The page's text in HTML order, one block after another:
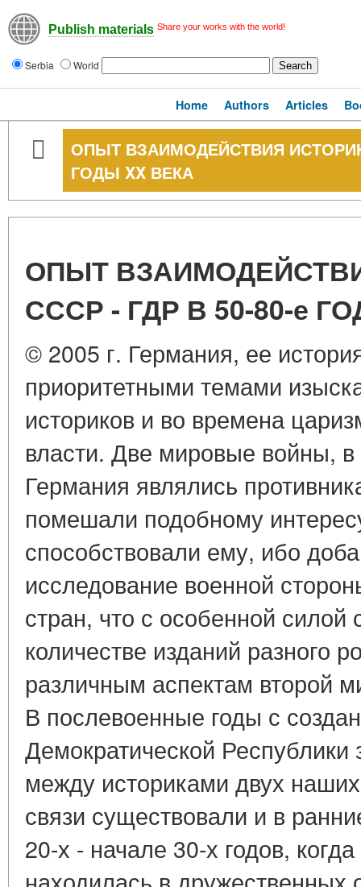
Publish materials Share your works with the world!
Serbia World
Home Authors Articles
ОПЫТ ВЗАИМОДЕЙСТВИЯ
ГОДЫ XX ВЕКА
ОПЫТ
СССР - ГДР В 50-80-е
© 2005 г. Германия, ее
приоритетными темами
историков и во времена
власти. Две мировые войны,
Германия являлись
помешали подобному
способствовали ему, ибо
исследование военной
стран, что с особенной силой
количестве изданий разного
различным аспектам второй
В послевоенные годы с
Демократической Республики
между историками двух
связи существовали и в
20-х - начале 30-х годов,